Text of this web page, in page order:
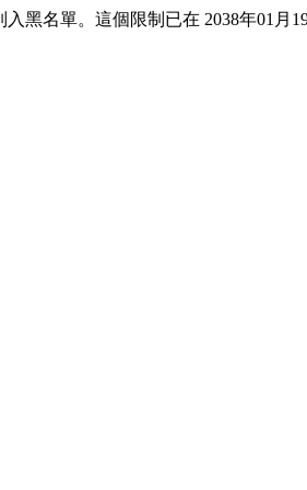
入黑名單。這個限制已在 2038年01月